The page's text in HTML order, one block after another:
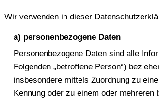
Wir verwenden in dieser
a) personenbezogene Daten
Personenbezogene Daten sind alle
Folgenden „betroffene Person“)
insbesondere mittels Zuordnung zu
Kennung oder zu einem oder